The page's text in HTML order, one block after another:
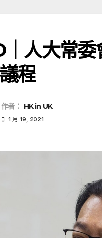
人大常委
程
作者： HK in UK
1 月 19, 2021